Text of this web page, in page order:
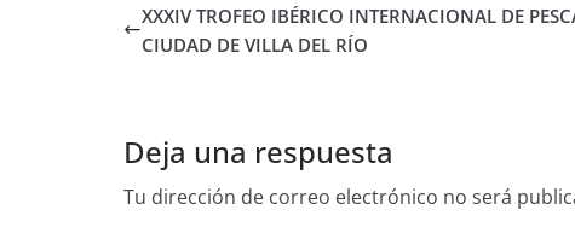
XXXIV TROFEO IBÉRICO INTERNACIONAL DE
CIUDAD DE VILLA DEL RÍO
Deja una respuesta
Tu dirección de correo electrónico no será